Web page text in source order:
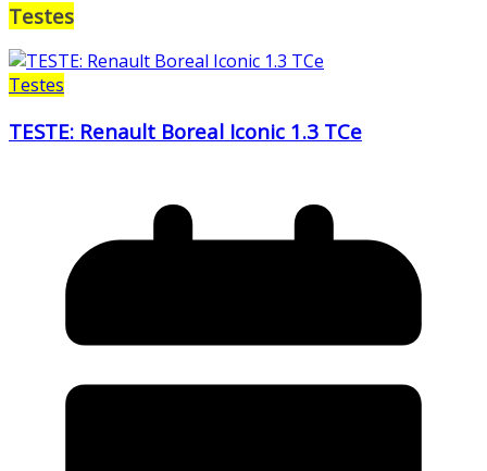
Testes
Testes
TESTE: Renault Boreal Iconic 1.3 TCe